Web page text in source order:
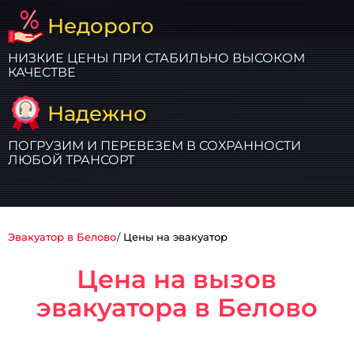
Недорого
НИЗКИЕ ЦЕНЫ ПРИ СТАБИЛЬНО ВЫСОКОМ
КАЧЕСТВЕ
Надежно
ПОГРУЗИМ И ПЕРЕВЕЗЕМ В СОХРАННОСТИ
ЛЮБОЙ ТРАНСОРТ
Эвакуатор в Белово Цены на эвакуатор
Цена на вызов
эвакуатора в Белово